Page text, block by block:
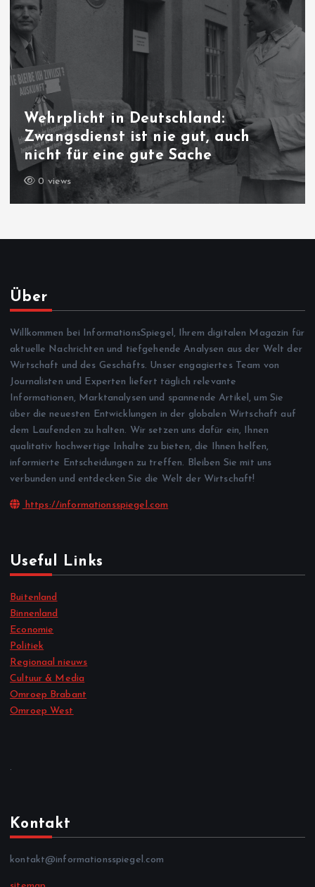
Ungleichbehandlung im
Abstammungsrecht:
Cis-Mann wird es schwer
18 views
Über
Willkommen bei InformationsSpiegel, Ihrem digitalen Magazin für
aktuelle Nachrichten und tiefgehende Analysen aus der Welt der
Wirtschaft und des Geschäfts. Unser engagiertes Team von
Journalisten und Experten liefert täglich relevante
Informationen, Marktanalysen und spannende Artikel, um Sie
über die neuesten Entwicklungen in der globalen Wirtschaft auf
dem Laufenden zu halten. Wir setzen uns dafür ein, Ihnen
qualitativ hochwertige Inhalte zu bieten, die Ihnen helfen,
informierte Entscheidungen zu treffen. Bleiben Sie mit uns
verbunden und entdecken Sie die Welt der Wirtschaft!
https://informationsspiegel.com
Useful Links
Buitenland
Binnenland
Economie
Politiek
Regionaal nieuws
Cultuur & Media
Omroep Brabant
Omroep West
.
Kontakt
kontakt@informationsspiegel.com